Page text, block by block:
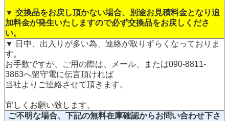
▼ 交換品をお戻し頂かない場合、別途お見積料金となり追
加料金が発生いたしますので必ず交換品をお戻しくださ
い。
▼ 日中、出入りが多い為、連絡が取りずらくなっておりま
す。
お手数ですが、ご用の際は、メール、または090-8811-
3863へ留守電に伝言頂ければ
当社よりご連絡させて頂きます。
宜しくお願い致します。
ご不明な場合、下記の無料在庫確認からお問い合わせ下さ